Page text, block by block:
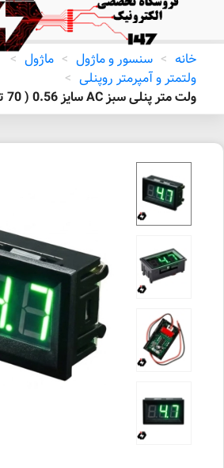
خانه > سنسور و ماژول > ماژول >
ولتمتر و آمپرمتر روپنلی >
ولت متر پنلی سبز AC سایز 0.56 ( 70 تا 500 ولت )